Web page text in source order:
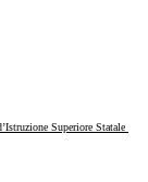
Superiore Statale